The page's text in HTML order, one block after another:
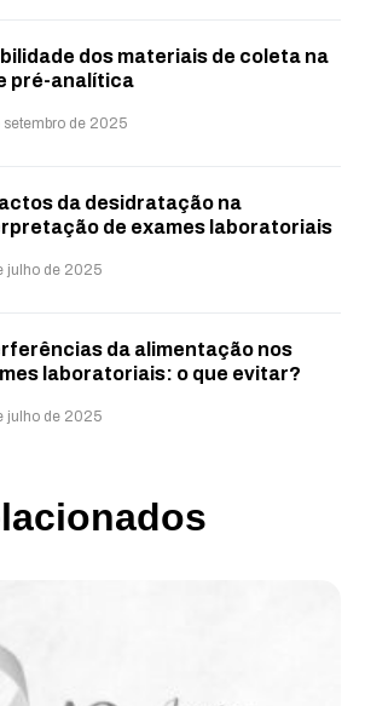
dos materiais de coleta na
pré-analítica
setembro de 2025
da desidratação na
de exames laboratoriais
julho de 2025
da alimentação nos
laboratoriais: o que evitar?
julho de 2025